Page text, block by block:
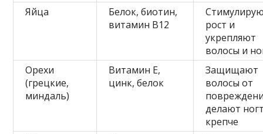
Яйца
Белок, биотин,
витамин В12
рост и
укрепляют
волосы и
Орехи
(грецкие,
миндаль)
Витамин Е,
цинк, белок
Защищают
волосы от
делают
крепче